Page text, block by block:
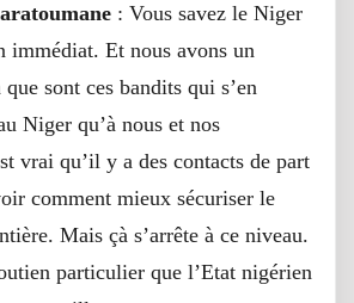
: Vous savez le Niger
immédiat. Et nous avons un
sont ces bandits qui s’en
Niger qu’à nous et nos
vrai qu’il y a des contacts de part
comment mieux sécuriser le
Mais çà s’arrête à ce niveau.
particulier que l’Etat nigérien